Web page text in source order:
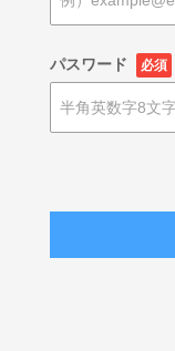
パスワード 必須